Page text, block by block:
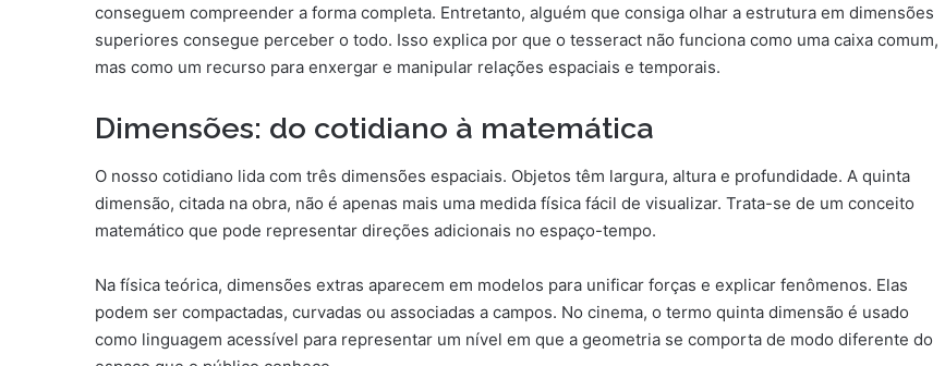
conseguem compreender a forma completa. Entretanto, alguém que consiga olhar a estrutura em dimensões
superiores consegue perceber o todo. Isso explica por que o tesseract não funciona como uma caixa comum,
mas como um recurso para enxergar e manipular relações espaciais e temporais.
Dimensões: do cotidiano à matemática
O nosso cotidiano lida com três dimensões espaciais. Objetos têm largura, altura e profundidade. A quinta
dimensão, citada na obra, não é apenas mais uma medida física fácil de visualizar. Trata-se de um conceito
matemático que pode representar direções adicionais no espaço-tempo.
Na física teórica, dimensões extras aparecem em modelos para unificar forças e explicar fenômenos. Elas
podem ser compactadas, curvadas ou associadas a campos. No cinema, o termo quinta dimensão é usado
como linguagem acessível para representar um nível em que a geometria se comporta de modo diferente do